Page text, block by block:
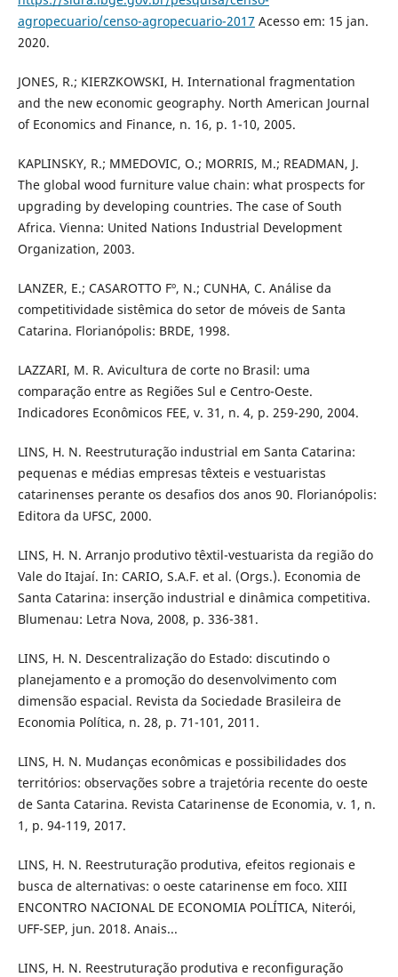
agropecuario/censo-agropecuario-2017 Acesso em: 15 jan.
2020.
JONES, R.; KIERZKOWSKI, H. International fragmentation
and the new economic geography. North American Journal
of Economics and Finance, n. 16, p. 1-10, 2005.
KAPLINSKY, R.; MMEDOVIC, O.; MORRIS, M.; READMAN, J.
The global wood furniture value chain: what prospects for
upgrading by developing countries. The case of South
Africa. Vienna: United Nations Industrial Development
Organization, 2003.
LANZER, E.; CASAROTTO Fº, N.; CUNHA, C. Análise da
competitividade sistêmica do setor de móveis de Santa
Catarina. Florianópolis: BRDE, 1998.
LAZZARI, M. R. Avicultura de corte no Brasil: uma
comparação entre as Regiões Sul e Centro-Oeste.
Indicadores Econômicos FEE, v. 31, n. 4, p. 259-290, 2004.
LINS, H. N. Reestruturação industrial em Santa Catarina:
pequenas e médias empresas têxteis e vestuaristas
catarinenses perante os desafios dos anos 90. Florianópolis:
Editora da UFSC, 2000.
LINS, H. N. Arranjo produtivo têxtil-vestuarista da região do
Vale do Itajaí. In: CARIO, S.A.F. et al. (Orgs.). Economia de
Santa Catarina: inserção industrial e dinâmica competitiva.
Blumenau: Letra Nova, 2008, p. 336-381.
LINS, H. N. Descentralização do Estado: discutindo o
planejamento e a promoção do desenvolvimento com
dimensão espacial. Revista da Sociedade Brasileira de
Economia Política, n. 28, p. 71-101, 2011.
LINS, H. N. Mudanças econômicas e possibilidades dos
territórios: observações sobre a trajetória recente do oeste
de Santa Catarina. Revista Catarinense de Economia, v. 1, n.
1, p. 94-119, 2017.
LINS, H. N. Reestruturação produtiva, efeitos regionais e
busca de alternativas: o oeste catarinense em foco. XIII
ENCONTRO NACIONAL DE ECONOMIA POLÍTICA, Niterói,
UFF-SEP, jun. 2018. Anais...
LINS, H. N. Reestruturação produtiva e reconfiguração